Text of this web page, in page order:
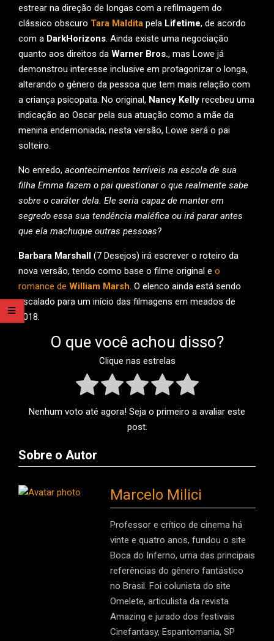
estrear na direção de longas com a refilmagem do
clássico obscuro Tara Maldita pela Lifetime, de acordo
com a DarkHorizons. Ainda existe uma negociação
quanto aos direitos da Warner Bros., mas Lowe já
demonstrou interesse inclusive em protagonizar o longa,
alterando o gênero da pessoa que tem mais relação com
a criança psicopata. No original, Nancy Kelly recebeu uma
indicação ao Oscar pela sua atuação como a mãe da
menina endemoniada; nesta versão, Lowe será o pai
solteiro.
No enredo, acontecimentos terríveis na escola de sua
filha Emma fazem o pai questionar o que realmente sabe
sobre o caráter dela. Ele seria capaz de manter em
segredo essa sua tendência maléfica ou irá parar antes
que ela machuque outras pessoas?
Barbara Marshall (7 Desejos) irá escrever o roteiro da
nova versão, tendo como base o filme original e o
romance de William Marsh. O elenco ainda está sendo
escalado para um início das filmagens em meados de
2018.
O que você achou disso?
Clique nas estrelas
Nenhum voto até agora! Seja o primeiro a avaliar este
post.
Sobre o Autor
Marcelo Milici
Professor e crítico de cinema há
vinte e quatro anos, fundou o site
Boca do Inferno, uma das principais
referências do gênero fantástico
no Brasil. Foi colunista do site
Omelete, articulista da revista
Amazing e jurado dos festivais
Cinefantasy, Espantomania, SP